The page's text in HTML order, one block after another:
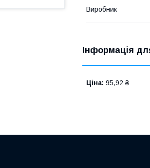
Виробник
Інформація
Ціна: 95,92 ₴